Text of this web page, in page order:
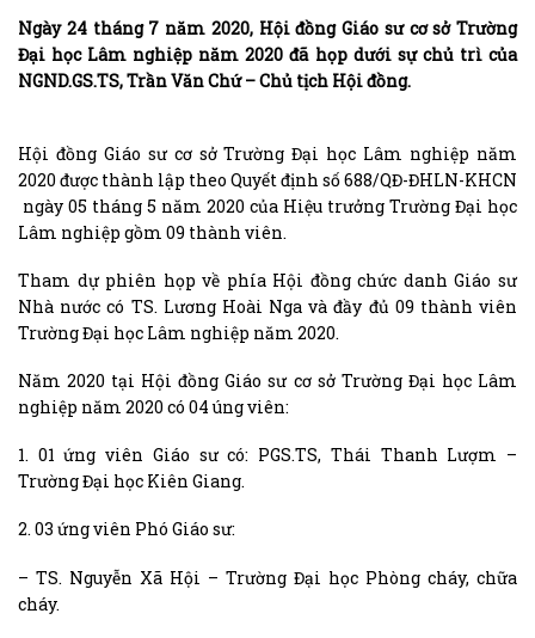
Ngày 24 tháng 7 năm 2020, Hội đồng Giáo sư cơ sở Trường
Đại học Lâm nghiệp năm 2020 đã họp dưới sự chủ trì của
NGND.GS.TS, Trần Văn Chứ – Chủ tịch Hội đồng.
Hội đồng Giáo sư cơ sở Trường Đại học Lâm nghiệp năm
2020 được thành lập theo Quyết định số 688/QĐ-ĐHLN-KHCN
ngày 05 tháng 5 năm 2020 của Hiệu trưởng Trường Đại học
Lâm nghiệp gồm 09 thành viên.
Tham dự phiên họp về phía Hội đồng chức danh Giáo sư
Nhà nước có TS. Lương Hoài Nga và đầy đủ 09 thành viên
Trường Đại học Lâm nghiệp năm 2020.
Năm 2020 tại Hội đồng Giáo sư cơ sở Trường Đại học Lâm
nghiệp năm 2020 có 04 úng viên:
1. 01 ứng viên Giáo sư có: PGS.TS, Thái Thanh Lượm –
Trường Đại học Kiên Giang.
2. 03 ứng viên Phó Giáo sư:
– TS. Nguyễn Xã Hội – Trường Đại học Phòng cháy, chữa
cháy.